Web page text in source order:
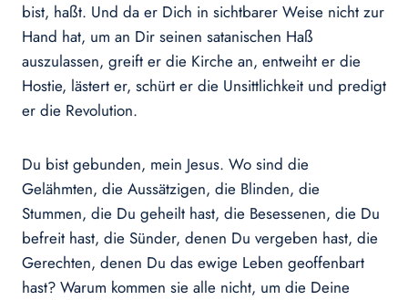
bist, haßt. Und da er Dich in sichtbarer Weise nicht zur
Hand hat, um an Dir seinen satanischen Haß
auszulassen, greift er die Kirche an, entweiht er die
Hostie, lästert er, schürt er die Unsittlichkeit und predigt
er die Revolution.
Du bist gebunden, mein Jesus. Wo sind die
Gelähmten, die Aussätzigen, die Blinden, die
Stummen, die Du geheilt hast, die Besessenen, die Du
befreit hast, die Sünder, denen Du vergeben hast, die
Gerechten, denen Du das ewige Leben geoffenbart
hast? Warum kommen sie alle nicht, um die Deine